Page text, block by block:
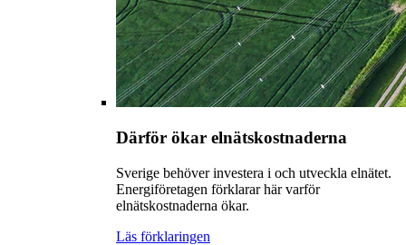
Därför ökar elnätskostnaderna
Sverige behöver investera i och utveckla elnätet.
Energiföretagen förklarar här varför
elnätskostnaderna ökar.
Läs förklaringen